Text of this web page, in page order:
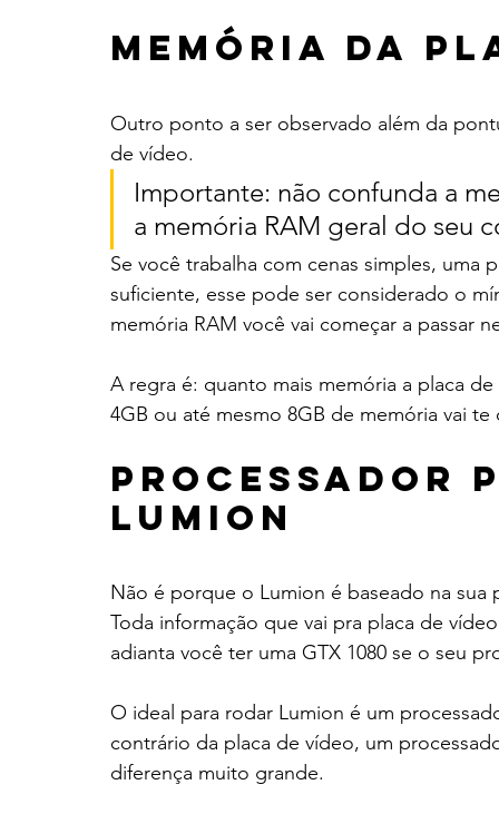
Memória da
Outro ponto a ser observado além da
de vídeo.
Importante: não confunda a
a memória RAM geral do seu
Se você trabalha com cenas simples,
suficiente, esse pode ser considerado o
memória RAM você vai começar a passar
A regra é: quanto mais memória a placa
4GB ou até mesmo 8GB de memória vai
Processador
Lumion
Não é porque o Lumion é baseado na
Toda informação que vai pra placa de
adianta você ter uma GTX 1080 se o seu
O ideal para rodar Lumion é um
contrário da placa de vídeo, um
diferença muito grande.